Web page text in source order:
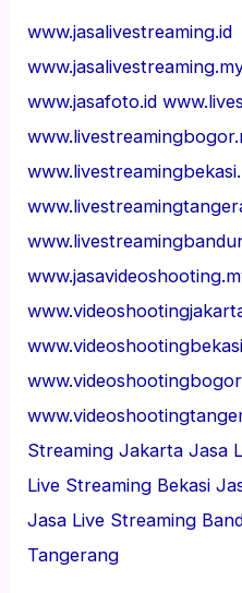
www.jasalivestreaming.id
www.jasafoto.id
Streaming Jakarta Jasa
Live Streaming Bekasi
Jasa Live Streaming
Tangerang